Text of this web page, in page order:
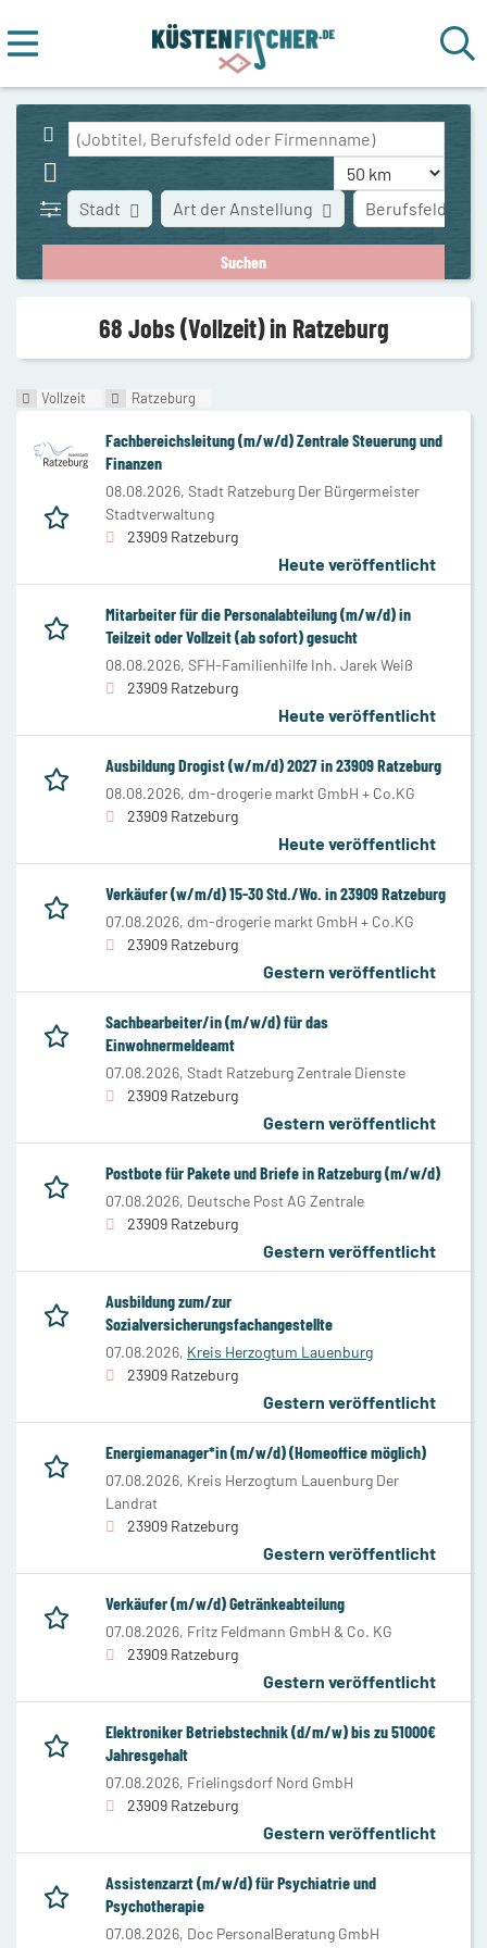
Stadt Art der Anstellung Berufsfeld
68 Jobs (Vollzeit) in Ratzeburg
Vollzeit Ratzeburg
Fachbereichsleitung (m/w/d) Zentrale Steuerung und
Finanzen
08.08.2026, Stadt Ratzeburg Der Bürgermeister
Stadtverwaltung
23909 Ratzeburg
Heute veröffentlicht
Mitarbeiter für die Personalabteilung (m/w/d) in
Teilzeit oder Vollzeit (ab sofort) gesucht
08.08.2026, SFH-Familienhilfe Inh. Jarek Weiß
23909 Ratzeburg
Heute veröffentlicht
Ausbildung Drogist (w/m/d) 2027 in 23909 Ratzeburg
08.08.2026, dm-drogerie markt GmbH + Co.KG
23909 Ratzeburg
Heute veröffentlicht
Verkäufer (w/m/d) 15-30 Std./Wo. in 23909 Ratzeburg
07.08.2026, dm-drogerie markt GmbH + Co.KG
23909 Ratzeburg
Gestern veröffentlicht
Sachbearbeiter/in (m/w/d) für das
Einwohnermeldeamt
07.08.2026, Stadt Ratzeburg Zentrale Dienste
23909 Ratzeburg
Gestern veröffentlicht
Postbote für Pakete und Briefe in Ratzeburg (m/w/d)
07.08.2026, Deutsche Post AG Zentrale
23909 Ratzeburg
Gestern veröffentlicht
Ausbildung zum/zur
Sozialversicherungsfachangestellte
07.08.2026, Kreis Herzogtum Lauenburg
23909 Ratzeburg
Gestern veröffentlicht
Energiemanager*in (m/w/d) (Homeoffice möglich)
07.08.2026, Kreis Herzogtum Lauenburg Der
Landrat
23909 Ratzeburg
Gestern veröffentlicht
Verkäufer (m/w/d) Getränkeabteilung
07.08.2026, Fritz Feldmann GmbH & Co. KG
23909 Ratzeburg
Gestern veröffentlicht
Elektroniker Betriebstechnik (d/m/w) bis zu 51000€
Jahresgehalt
07.08.2026, Frielingsdorf Nord GmbH
23909 Ratzeburg
Gestern veröffentlicht
Assistenzarzt (m/w/d) für Psychiatrie und
Psychotherapie
07.08.2026, Doc PersonalBeratung GmbH